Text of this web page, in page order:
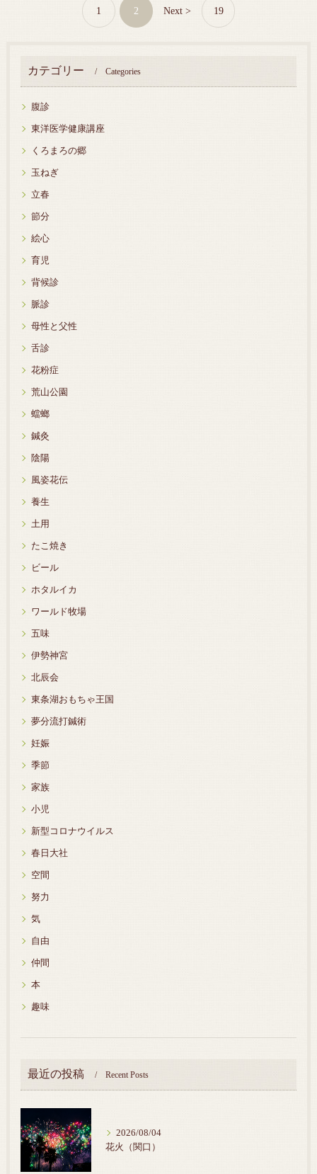
1 2 Next > 19
カテゴリー Categories
腹診
東洋医学健康講座
くろまろの郷
玉ねぎ
立春
節分
絵心
育児
背候診
脈診
母性と父性
舌診
花粉症
荒山公園
蟷螂
鍼灸
陰陽
風姿花伝
養生
土用
たこ焼き
ビール
ホタルイカ
ワールド牧場
五味
伊勢神宮
北辰会
東条湖おもちゃ王国
夢分流打鍼術
妊娠
季節
家族
小児
新型コロナウイルス
春日大社
空間
努力
気
自由
仲間
本
趣味
最近の投稿 Recent Posts
2026/08/04
花火（関口）